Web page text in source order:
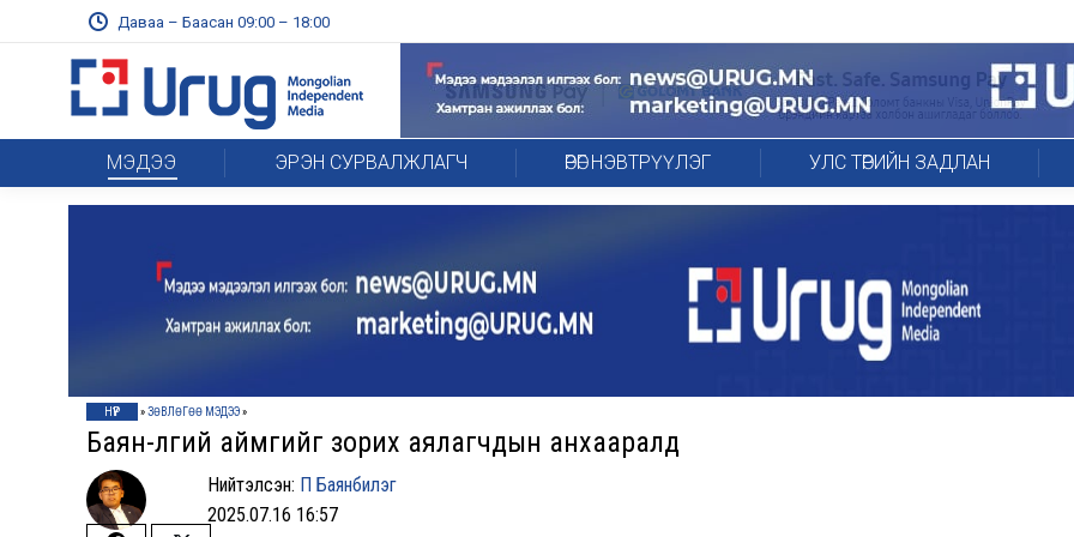
Даваа – Баасан 09:00 – 18:00
МЭДЭЭ ЭРЭН СУРВАЛЖЛАГЧ ӨРӨГ НЭВТРҮҮЛЭГ УЛС ТӨРИЙН ЗАДЛАН
НҮҮР »ЗӨВЛӨГӨӨ МЭДЭЭ»
Баян-Өлгий аймгийг зорих аялагчдын анхааралд
Нийтэлсэн: П Баянбилэг
2025.07.16 16:57